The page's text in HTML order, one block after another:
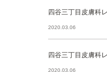
四谷三丁目皮膚科
2020.03.06
四谷三丁目皮膚科
2020.03.06